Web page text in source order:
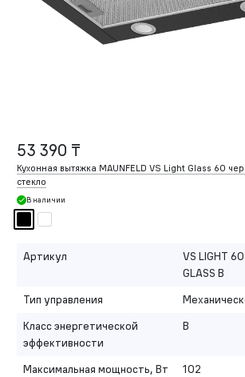
53 390 ₸
Кухонная вытяжка MAUNFELD VS Light Glass 60
стекло
В наличии
Артикул
VS LIGHT
GLASS B
Тип управления
Класс энергетической
эффективности
B
Максимальная мощность, Вт 102